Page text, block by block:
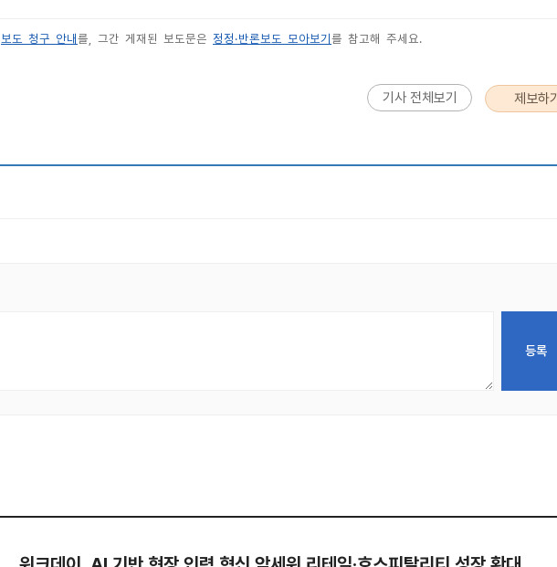
보도 청구 안내 를, 그간 게재된 보도문은 정정·반론보도 모아보기 를 참고해 주세요.
기사 전체보기 제보하기